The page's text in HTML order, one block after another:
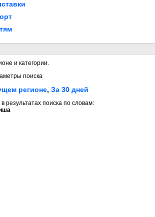
и категории.
поиска
регионе, За 30 дней
поиска по словам: